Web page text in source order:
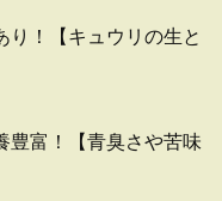
り！【キュウリの生と
豊富！【青臭さや苦味